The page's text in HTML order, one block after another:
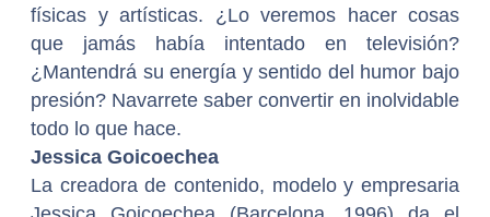
físicas y artísticas. ¿Lo veremos hacer cosas
que jamás había intentado en televisión?
¿Mantendrá su energía y sentido del humor bajo
presión? Navarrete saber convertir en inolvidable
todo lo que hace.
Jessica Goicoechea
La creadora de contenido, modelo y empresaria